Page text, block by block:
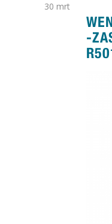
30 mrt
-